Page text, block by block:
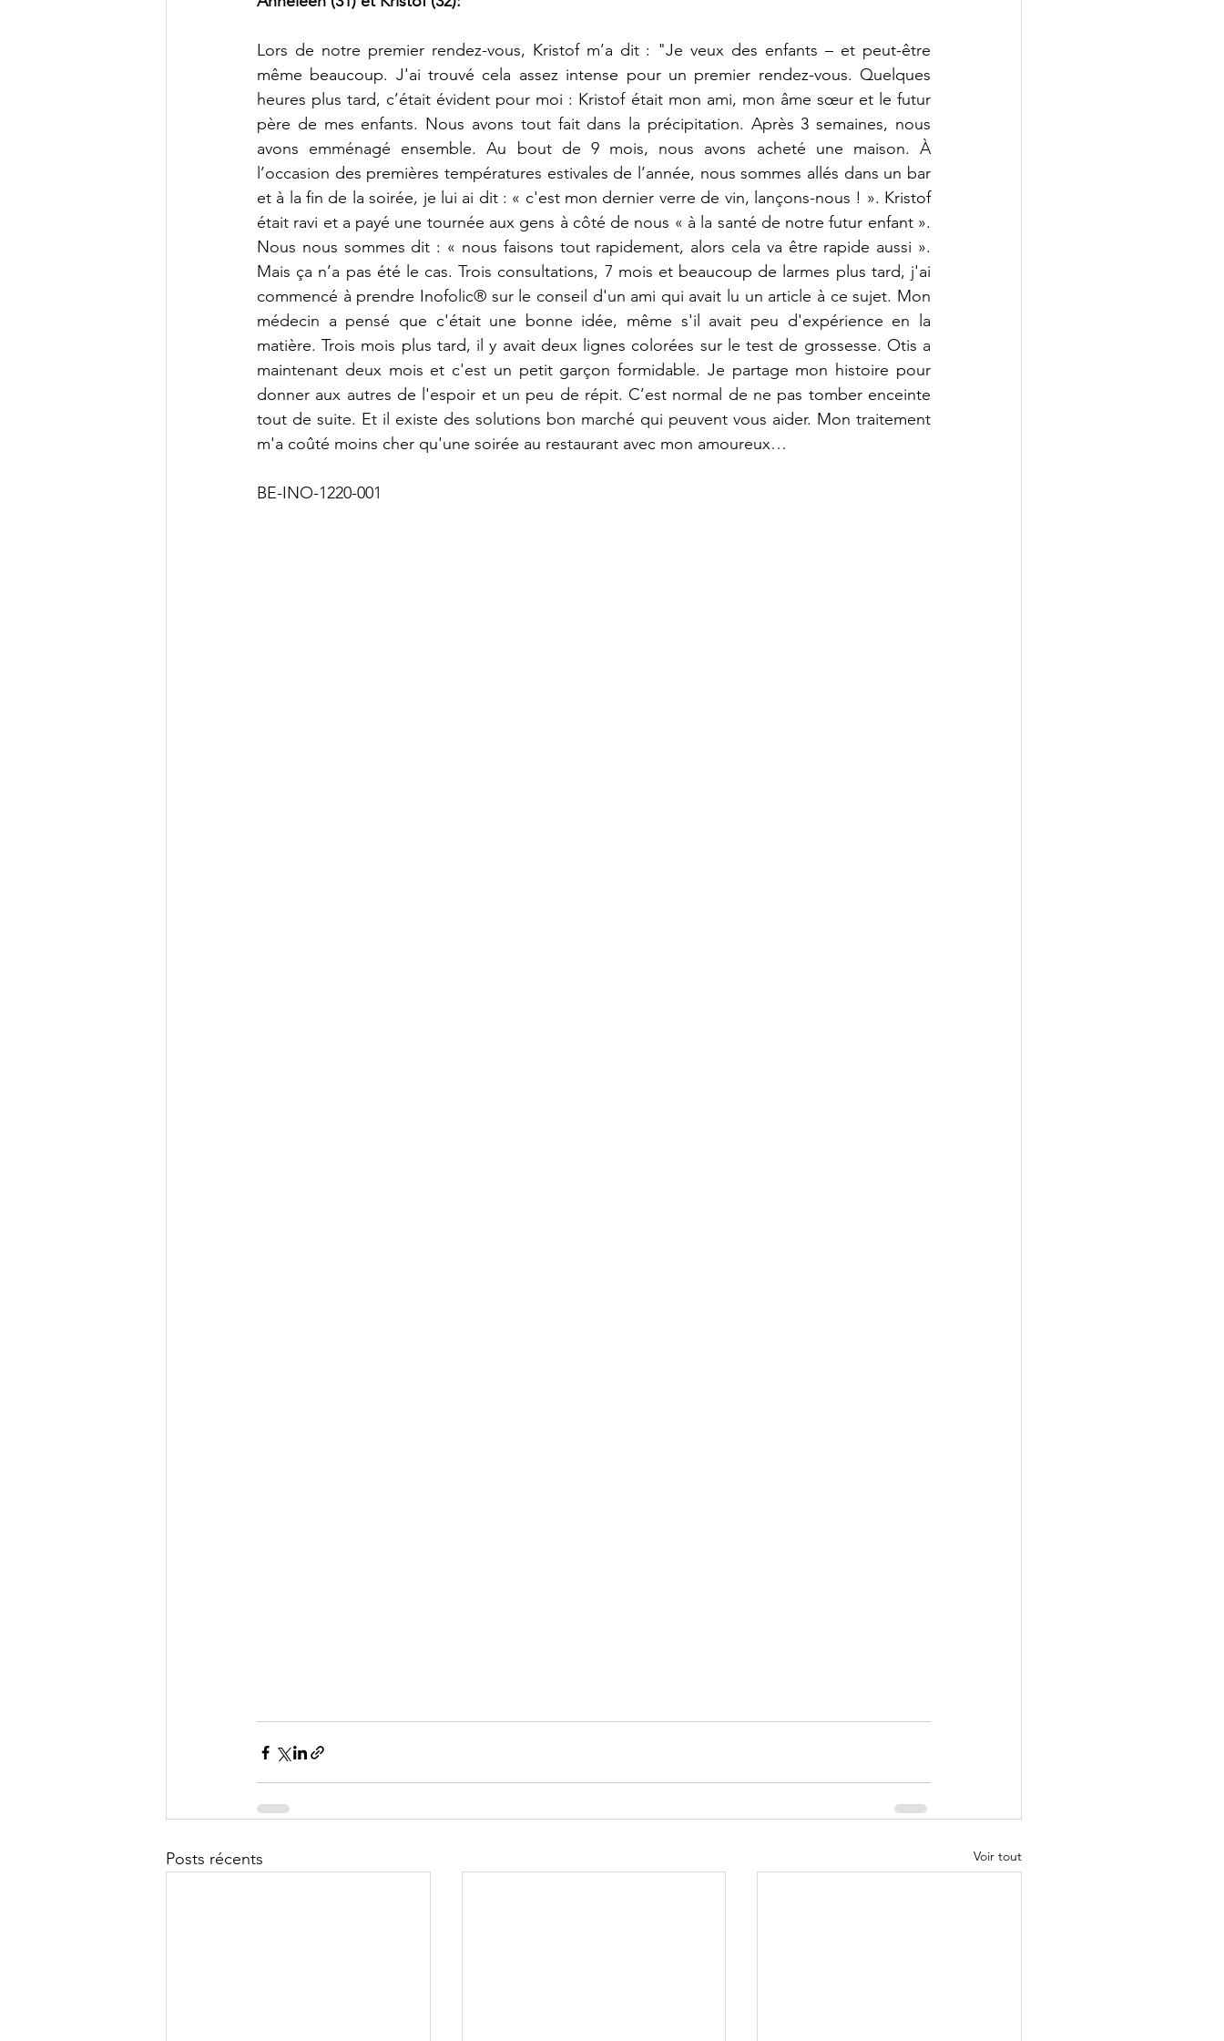
Lors de notre premier rendez-vous, Kristof m’a dit : "Je veux des enfants – et peut-être
même beaucoup. J'ai trouvé cela assez intense pour un premier rendez-vous. Quelques
heures plus tard, c’était évident pour moi : Kristof était mon ami, mon âme sœur et le futur
père de mes enfants. Nous avons tout fait dans la précipitation. Après 3 semaines, nous
avons emménagé ensemble. Au bout de 9 mois, nous avons acheté une maison. À
l’occasion des premières températures estivales de l’année, nous sommes allés dans un bar
et à la fin de la soirée, je lui ai dit : « c'est mon dernier verre de vin, lançons-nous ! ». Kristof
était ravi et a payé une tournée aux gens à côté de nous « à la santé de notre futur enfant ».
Nous nous sommes dit : « nous faisons tout rapidement, alors cela va être rapide aussi ».
Mais ça n’a pas été le cas. Trois consultations, 7 mois et beaucoup de larmes plus tard, j'ai
commencé à prendre Inofolic® sur le conseil d'un ami qui avait lu un article à ce sujet. Mon
médecin a pensé que c'était une bonne idée, même s'il avait peu d'expérience en la
matière. Trois mois plus tard, il y avait deux lignes colorées sur le test de grossesse. Otis a
maintenant deux mois et c'est un petit garçon formidable. Je partage mon histoire pour
donner aux autres de l'espoir et un peu de répit. C’est normal de ne pas tomber enceinte
tout de suite. Et il existe des solutions bon marché qui peuvent vous aider. Mon traitement
m'a coûté moins cher qu'une soirée au restaurant avec mon amoureux…
BE-INO-1220-001
Posts récents Voir tout